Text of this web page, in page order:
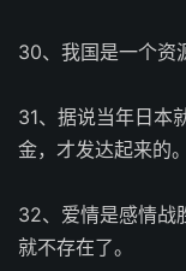
30、我国是一个资
31、据说当年日本
金，才发达起来的。
32、爱情是感情战
就不存在了。